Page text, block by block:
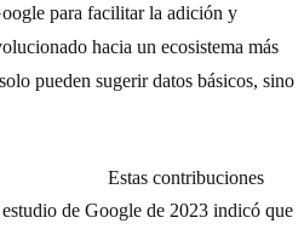
para facilitar la adición y
hacia un ecosistema más
pueden sugerir datos básicos, sino
Estas contribuciones
de Google de 2023 indicó que